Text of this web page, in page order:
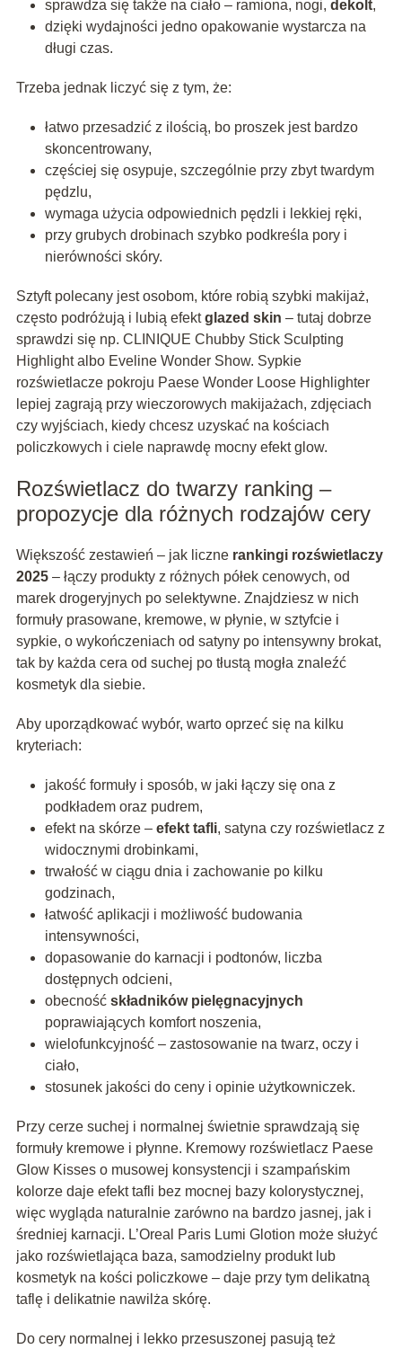
sprawdza się także na ciało – ramiona, nogi, dekolt,
dzięki wydajności jedno opakowanie wystarcza na
długi czas.
Trzeba jednak liczyć się z tym, że:
łatwo przesadzić z ilością, bo proszek jest bardzo
skoncentrowany,
częściej się osypuje, szczególnie przy zbyt twardym
pędzlu,
wymaga użycia odpowiednich pędzli i lekkiej ręki,
przy grubych drobinach szybko podkreśla pory i
nierówności skóry.
Sztyft polecany jest osobom, które robią szybki makijaż,
często podróżują i lubią efektglazed skin – tutaj dobrze
sprawdzi się np. CLINIQUE Chubby Stick Sculpting
Highlight albo Eveline Wonder Show. Sypkie
rozświetlacze pokroju Paese Wonder Loose Highlighter
lepiej zagrają przy wieczorowych makijażach, zdjęciach
czy wyjściach, kiedy chcesz uzyskać na kościach
policzkowych i ciele naprawdę mocny efekt glow.
Rozświetlacz do twarzy ranking –
propozycje dla różnych rodzajów cery
Większość zestawień – jak liczne rankingi rozświetlaczy
2025– łączy produkty z różnych półek cenowych, od
marek drogeryjnych po selektywne. Znajdziesz w nich
formuły prasowane, kremowe, w płynie, w sztyfcie i
sypkie, o wykończeniach od satyny po intensywny brokat,
tak by każda cera od suchej po tłustą mogła znaleźć
kosmetyk dla siebie.
Aby uporządkować wybór, warto oprzeć się na kilku
kryteriach:
jakość formuły i sposób, w jaki łączy się ona z
podkładem oraz pudrem,
efekt na skórze – efekt tafli, satyna czy rozświetlacz z
widocznymi drobinkami,
trwałość w ciągu dnia i zachowanie po kilku
godzinach,
łatwość aplikacji i możliwość budowania
intensywności,
dopasowanie do karnacji i podtonów, liczba
dostępnych odcieni,
obecność składników pielęgnacyjnych
poprawiających komfort noszenia,
wielofunkcyjność – zastosowanie na twarz, oczy i
ciało,
stosunek jakości do ceny i opinie użytkowniczek.
Przy cerze suchej i normalnej świetnie sprawdzają się
formuły kremowe i płynne. Kremowy rozświetlacz Paese
Glow Kisses o musowej konsystencji i szampańskim
kolorze daje efekt tafli bez mocnej bazy kolorystycznej,
więc wygląda naturalnie zarówno na bardzo jasnej, jak i
średniej karnacji. L’Oreal Paris Lumi Glotion może służyć
jako rozświetlająca baza, samodzielny produkt lub
kosmetyk na kości policzkowe – daje przy tym delikatną
taflę i delikatnie nawilża skórę.
Do cery normalnej i lekko przesuszonej pasują też